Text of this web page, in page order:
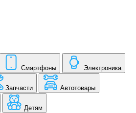
Смартфоны Электроника
Запчасти Автотовары
Детям